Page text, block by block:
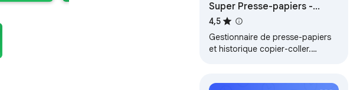
Super Presse-papiers -
Copier Coller
4,5
Gestionnaire de presse-papiers
et historique copier-coller.
Gratuit, privé.